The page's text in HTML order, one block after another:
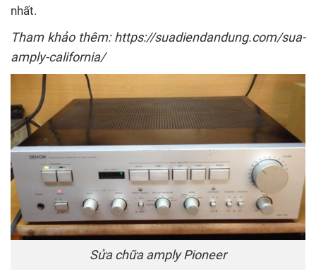
nhất.
Tham khảo thêm: https://suadiendandung.com/sua-
amply-california/
Sửa chữa amply Pioneer